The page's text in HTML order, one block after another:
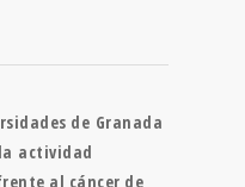
de Granada
actividad
al cáncer de